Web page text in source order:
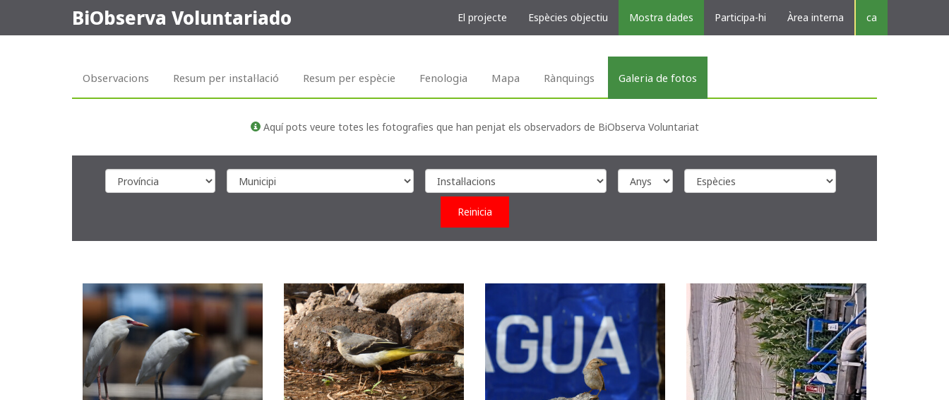
BiObserva Voluntariado El projecte Espècies objectiu Mostra dades Participa-hi Àrea interna ca
Observacions Resum per instal·lació Resum per espècie Fenologia Mapa Rànquings Galeria de fotos
Aquí pots veure totes les fotografies que han penjat els observadors de BiObserva Voluntariat
Reinicia